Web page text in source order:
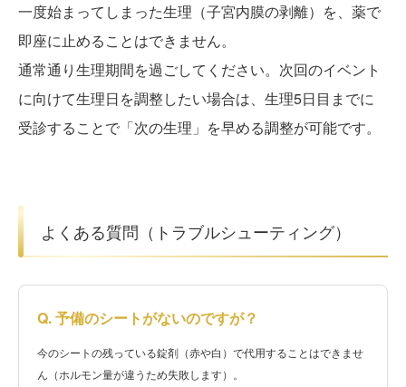
一度始まってしまった生理（子宮内膜の剥離）を、薬で
即座に止めることはできません。
通常通り生理期間を過ごしてください。次回のイベント
に向けて生理日を調整したい場合は、生理5日目までに
受診することで「次の生理」を早める調整が可能です。
よくある質問（トラブルシューティング）
Q. 予備のシートがないのですが？
今のシートの残っている錠剤（赤や白）で代用することはできませ
ん（ホルモン量が違うため失敗します）。